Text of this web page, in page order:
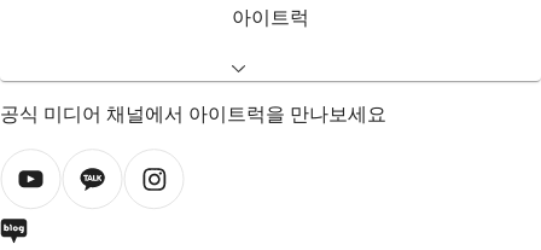
아이트럭
공식 미디어 채널에서 아이트럭을 만나보세요